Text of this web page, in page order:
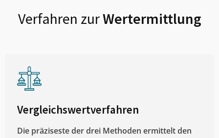
Verfahren zurWertermittlung
Vergleichswertverfahren
Die präziseste der drei Methoden ermittelt den